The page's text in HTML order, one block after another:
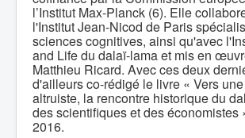
l’Institut Max-Planck (6). Elle
l'Institut Jean-Nicod de Paris
sciences cognitives, ainsi qu'avec
and Life du dalaï-lama et mis en
Matthieu Ricard. Avec ces deux
d'ailleurs co-rédigé le livre « Vers
altruiste, la rencontre historique du
des scientifiques et des économistes
2016.